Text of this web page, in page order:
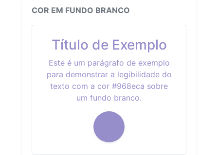
COR EM FUNDO BRANCO
Título de Exemplo
Este é um parágrafo de exemplo
para demonstrar a legibilidade do
texto com a cor #968eca sobre
um fundo branco.